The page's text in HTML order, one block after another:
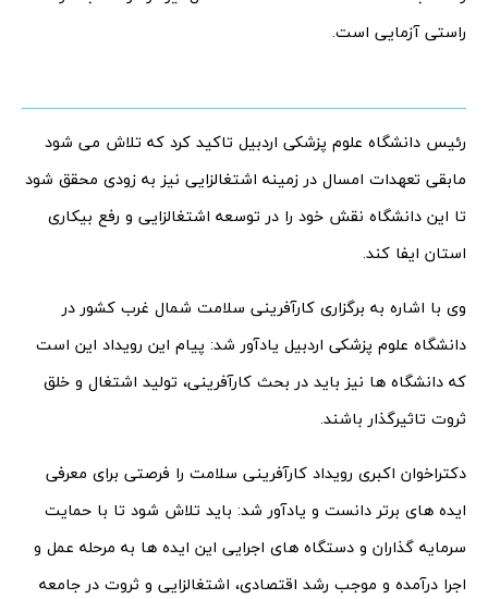
راستی آزمایی است.
رئیس دانشگاه علوم پزشکی اردبیل تاکید کرد که تلاش می شود
مابقی تعهدات امسال در زمینه اشتغالزایی نیز به زودی محقق شود
تا این دانشگاه نقش خود را در توسعه اشتغالزایی و رفع بیکاری
استان ایفا کند.
وی با اشاره به برگزاری کارآفرینی سلامت شمال غرب کشور در
دانشگاه علوم پزشکی اردبیل یادآور شد: پیام این رویداد این است
که دانشگاه ها نیز باید در بحث کارآفرینی، تولید اشتغال و خلق
ثروت تاثیرگذار باشند.
دکتراخوان اکبری رویداد کارآفرینی سلامت را فرصتی برای معرفی
ایده های برتر دانست و یادآور شد: باید تلاش شود تا با حمایت
سرمایه گذاران و دستگاه های اجرایی این ایده ها به مرحله عمل و
اجرا درآمده و موجب رشد اقتصادی، اشتغالزایی و ثروت در جامعه